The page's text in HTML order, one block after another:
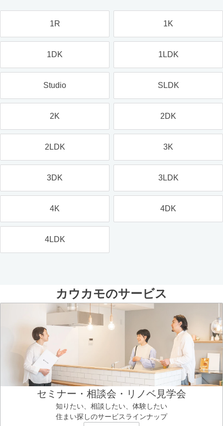
1R 1K
1DK 1LDK
Studio SLDK
2K 2DK
2LDK 3K
3DK 3LDK
4K 4DK
4LDK
カウカモのサービス
セミナー・相談会・リノベ見学会
知りたい、相談したい、体験したい
住まい探しのサービスラインナップ